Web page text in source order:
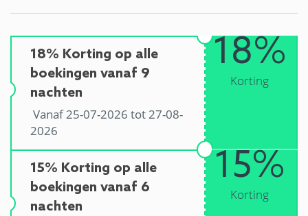
18% Korting op alle
boekingen vanaf 9
nachten
Vanaf 25-07-2026 tot 27-08-
2026
18%
Korting
15% Korting op alle
boekingen vanaf 6
nachten
15%
Korting